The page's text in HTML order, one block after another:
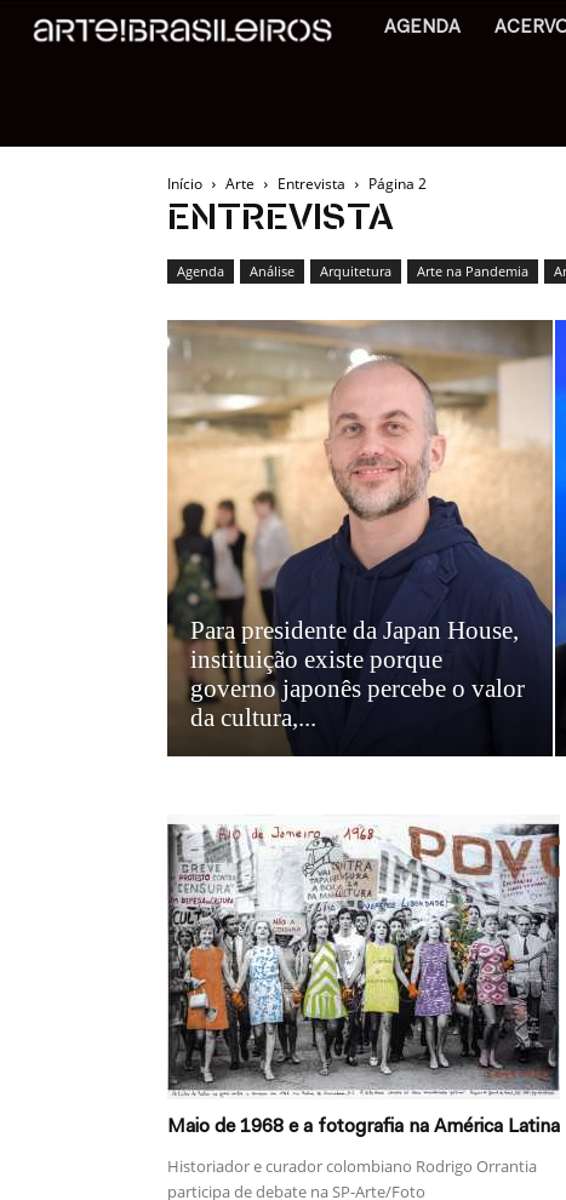
AGENDA
Início Arte Entrevista Página 2
ENTREVISTA
Agenda Análise Arquitetura Arte na Pandemia
Para presidente da Japan House,
instituição existe porque
governo japonês percebe o valor
da cultura,...
Maio de 1968 e a fotografia na América Latina
Historiador e curador colombiano Rodrigo Orrantia
participa de debate na SP-Arte/Foto